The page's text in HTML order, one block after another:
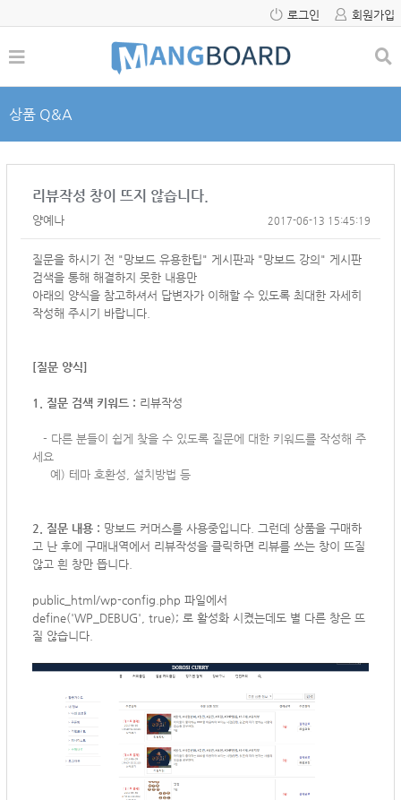
로그인 회원가입
상품 Q&A
리뷰작성 창이 뜨지 않습니다.
양예나 2017-06-13 15:45:19
질문을 하시기 전 "망보드 유용한팁" 게시판과 "망보드 강의" 게시판
검색을 통해 해결하지 못한 내용만
아래의 양식을 참고하셔서 답변자가 이해할 수 있도록 최대한 자세히
작성해 주시기 바랍니다.
[질문 양식]
1. 질문 검색 키워드 : 리뷰작성
- 다른 분들이 쉽게 찾을 수 있도록 질문에 대한 키워드를 작성해 주
세요
예) 테마 호환성, 설치방법 등
2. 질문 내용 : 망보드 커머스를 사용중입니다. 그런데 상품을 구매하
고 난 후에 구매내역에서 리뷰작성을 클릭하면 리뷰를 쓰는 창이 뜨질
않고 흰 창만 뜹니다.
public_html/wp-config.php 파일에서
define('WP_DEBUG', true); 로 활성화 시켰는데도 별 다른 창은 뜨
질 않습니다.